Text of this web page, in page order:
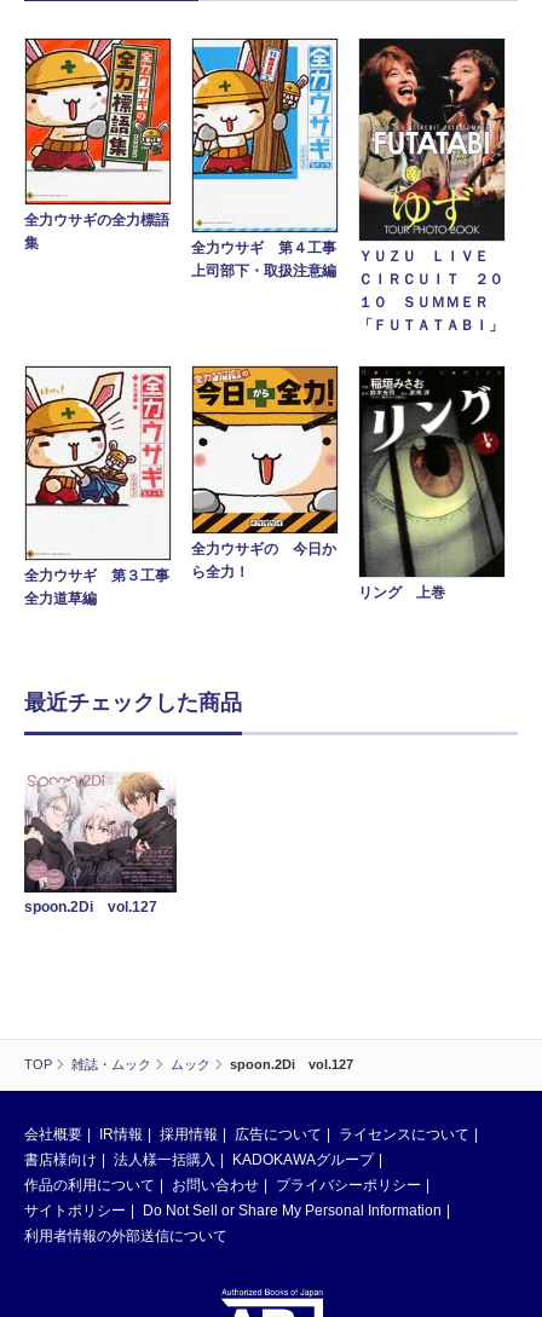
TOP 雑誌・ムック ムック spoon.2Di vol.127
全力ウサギの全力標語
集
全力ウサギ 第４工事
上司部下・取扱注意編
ＹＵＺＵ ＬＩＶＥ
ＣＩＲＣＵＩＴ ２０
１０ ＳＵＭＭＥＲ
「ＦＵＴＡＴＡＢＩ」
全力ウサギ 第３工事
全力道草編
全力ウサギの 今日か
ら全力！
リング 上巻
最近チェックした商品
spoon.2Di vol.127
会社概要 IR情報 採用情報 広告について
ライセンスについて
書店様向け
法人様一括購入
KADOKAWAグループ
作品の利用について
お問い合わせ
プライバシーポリシー
サイトポリシー
Do Not Sell or Share My Personal Information
利用者情報の外部送信について